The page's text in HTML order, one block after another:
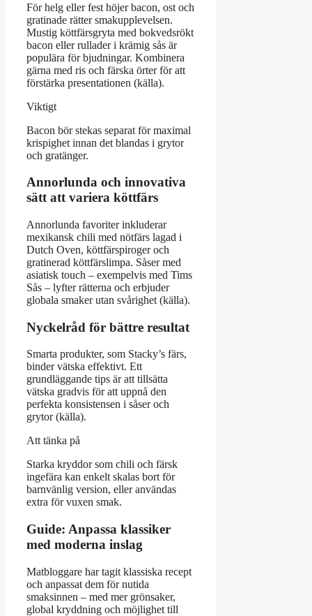
För helg eller fest höjer bacon, ost och
gratinade rätter smakupplevelsen.
Mustig köttfärsgryta med bokvedsrökt
bacon eller rullader i krämig sås är
populära för bjudningar. Kombinera
gärna med ris och färska örter för att
förstärka presentationen (källa).
Viktigt
Bacon bör stekas separat för maximal
krispighet innan det blandas i grytor
och gratänger.
Annorlunda och innovativa
sätt att variera köttfärs
Annorlunda favoriter inkluderar
mexikansk chili med nötfärs lagad i
Dutch Oven, köttfärspiroger och
gratinerad köttfärslimpa. Såser med
asiatisk touch – exempelvis med Tims
Sås – lyfter rätterna och erbjuder
globala smaker utan svårighet (källa).
Nyckelråd för bättre resultat
Smarta produkter, som Stacky’s färs,
binder vätska effektivt. Ett
grundläggande tips är att tillsätta
vätska gradvis för att uppnå den
perfekta konsistensen i såser och
grytor (källa).
Att tänka på
Starka kryddor som chili och färsk
ingefära kan enkelt skalas bort för
barnvänlig version, eller användas
extra för vuxen smak.
Guide: Anpassa klassiker
med moderna inslag
Matbloggare har tagit klassiska recept
och anpassat dem för nutida
smaksinnen – med mer grönsaker,
global kryddning och möjlighet till